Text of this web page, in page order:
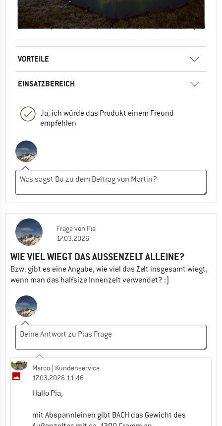
VORTEILE
EINSATZBEREICH
Ja, ich würde das Produkt einem Freund
empfehlen
Fragevon Pia
17.03.2026
WIE VIEL WIEGT DAS AUSSENZELT ALLEINE?
Bzw. gibt es eine Angabe, wie viel das Zelt insgesamt wiegt,
wenn man das halfsize Innenzelt verwendet? :)
Marco | Kundenservice
17.03.2026 11:46
Hallo Pia,
mit Abspannleinen gibt BACH das Gewicht des